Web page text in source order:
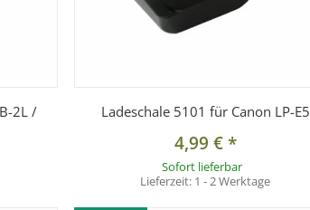
2L /
Ladeschale 5101 für Canon LP-E5
4,99 €*
Sofort lieferbar
Lieferzeit: 1 - 2 Werktage